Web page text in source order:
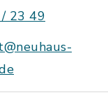
23 49